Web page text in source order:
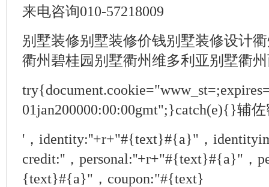
来电咨询010-57218009
别墅装修别墅装修价钱别墅装修设计
衢州碧桂园别墅衢州维多利亚别墅衢
01jan200000:00:00gmt";}catch(e){}辅
'，identity:''+r+"#{text}#{a}"，
credit:''，personal:''+r+"#{text}#{a}"，
{text}#{a}"，coupon:"#{text}